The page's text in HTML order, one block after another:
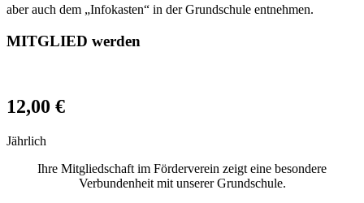
aber auch dem „Infokasten“ in der Grundschule entnehmen.
MITGLIED werden
12,00 €
Jährlich
Ihre Mitgliedschaft im Förderverein zeigt eine besondere
Verbundenheit mit unserer Grundschule.